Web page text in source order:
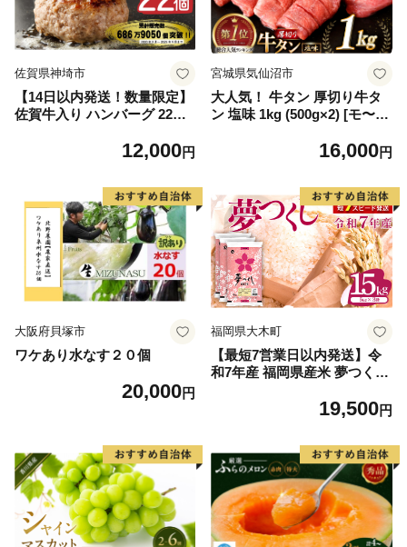
佐賀県神埼市
【14日以内発送！数量限定】
佐賀牛入り ハンバーグ 22個
毛和牛 ブランド牛 九州 ハン
(H083106)
12,000円
宮城県気仙沼市
大人気！ 牛タン 厚切り牛タ
ン 塩味 1kg (500g×2) [モ〜ラ
60] 肉 牛肉 精肉 牛たん 牛タ
厚切り タン
16,000円
大阪府貝塚市
ワケあり水なす２０個
20,000円
福岡県大木町
【最短7営業日以内発送】令
和7年産 福岡県産米 夢つくし
19,500円